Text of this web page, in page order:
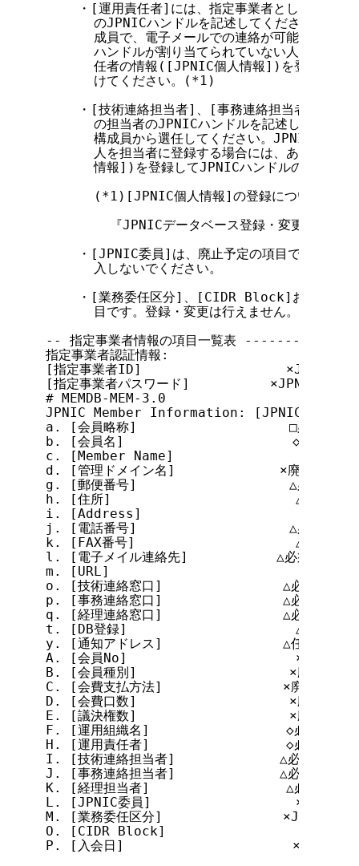
・[運用責任者]には、指定事業者としての業務
のJPNICハンドルを記述してください。[運
成員で、電子メールでの連絡が可能な方から
ハンドルが割り当てられていない人を登録す
任者の情報([JPNIC個人情報])を登録して
      けてください。(*1)
・[技術連絡担当者]、[事務連絡担当者]および
の担当者のJPNICハンドルを記述してくださ
構成員から選任してください。JPNICハンド
人を担当者に登録する場合には、あらかじ
情報])を登録してJPNICハンドルの割り当て
(*1)[JPNIC個人情報]の登録については以下
        『JPNICデータベース登録・変更ガイド』
・[JPNIC委員]は、廃止予定の項目です。この
      入しないでください。
・[業務委任区分]、[CIDR Block]および[入
      目です。登録・変更は行えません。
-- 指定事業者情報の項目一覧表
指定事業者認証情報:
[指定事業者ID]                  ×JPNIC管理
[指定事業者パスワード]          ×JPNIC管理、
# MEMDB-MEM-3.0
JPNIC Member Information: [JPNIC会員情
a. [会員略称]                   □必須
b. [会員名]                     ◇必須
c. [Member Name]                ◇必須
d. [管理ドメイン名]             ×廃止予定
g. [郵便番号]                   △必須
h. [住所]                       △必須
i. [Address]                    △必須
j. [電話番号]                   △必須
k. [FAX番号]                    △任意
l. [電子メイル連絡先]           △必須
m. [URL]                        △任意
o. [技術連絡窓口]               △必須
p. [事務連絡窓口]               △必須
q. [経理連絡窓口]               △必須
t. [DB登録]                     △必須
y. [通知アドレス]               △任意
A. [会員No]                     ×JPNIC
B. [会員種別]                   ×廃止予定
C. [会費支払方法]               ×廃止予定
D. [会費口数]                   ×廃止予定
E. [議決権数]                   ×廃止予定
F. [運用組織名]                 ◇必須
H. [運用責任者]                 ◇必須
I. [技術連絡担当者]             △必須
J. [事務連絡担当者]             △必須
K. [経理担当者]                 △必須
L. [JPNIC委員]                  ×廃止予定
M. [業務委任区分]               ×JPNIC 管
O. [CIDR Block]                 ×JPNIC
P. [入会日]                     ×JPNIC 管